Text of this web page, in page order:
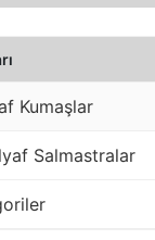
Kumaşlar
Salmastralar